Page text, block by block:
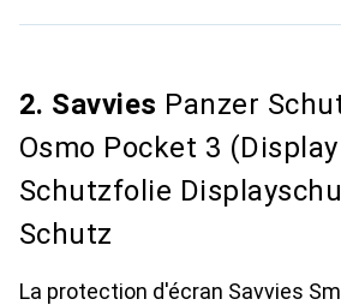
2. Savvies Panzer
Osmo Pocket 3
Schutzfolie
Schutz
La protection d'écran Savvies